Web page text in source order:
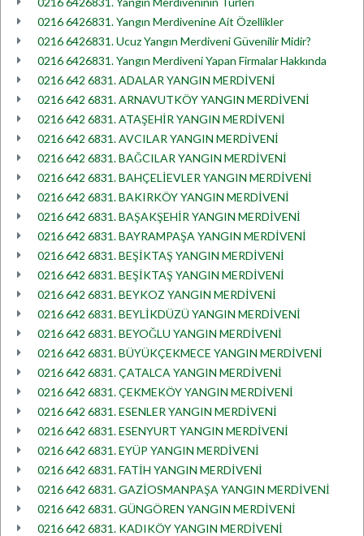
0216 6426831. Yangın Merdivenine Ait Özellikler
0216 6426831. Ucuz Yangın Merdiveni Güvenilir Midir?
0216 6426831. Yangın Merdiveni Yapan Firmalar Hakkında
0216 642 6831. ADALAR YANGIN MERDİVENİ
0216 642 6831. ARNAVUTKÖY YANGIN MERDİVENİ
0216 642 6831. ATAŞEHİR YANGIN MERDİVENİ
0216 642 6831. AVCILAR YANGIN MERDİVENİ
0216 642 6831. BAĞCILAR YANGIN MERDİVENİ
0216 642 6831. BAHÇELİEVLER YANGIN MERDİVENİ
0216 642 6831. BAKIRKÖY YANGIN MERDİVENİ
0216 642 6831. BAŞAKŞEHİR YANGIN MERDİVENİ
0216 642 6831. BAYRAMPAŞA YANGIN MERDİVENİ
0216 642 6831. BEŞİKTAŞ YANGIN MERDİVENİ
0216 642 6831. BEŞİKTAŞ YANGIN MERDİVENİ
0216 642 6831. BEYKOZ YANGIN MERDİVENİ
0216 642 6831. BEYLİKDÜZÜ YANGIN MERDİVENİ
0216 642 6831. BEYOĞLU YANGIN MERDİVENİ
0216 642 6831. BÜYÜKÇEKMECE YANGIN MERDİVENİ
0216 642 6831. ÇATALCA YANGIN MERDİVENİ
0216 642 6831. ÇEKMEKÖY YANGIN MERDİVENİ
0216 642 6831. ESENLER YANGIN MERDİVENİ
0216 642 6831. ESENYURT YANGIN MERDİVENİ
0216 642 6831. EYÜP YANGIN MERDİVENİ
0216 642 6831. FATİH YANGIN MERDİVENİ
0216 642 6831. GAZİOSMANPAŞA YANGIN MERDİVENİ
0216 642 6831. GÜNGÖREN YANGIN MERDİVENİ
0216 642 6831. KADIKÖY YANGIN MERDİVENİ